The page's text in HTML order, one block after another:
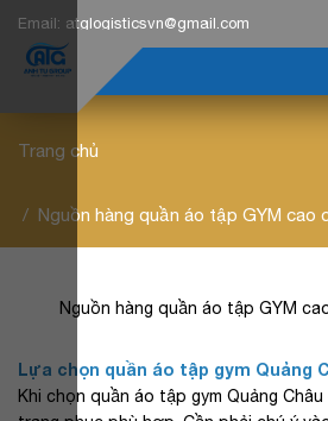
Email: atglogisticsvn@gmail.com
Trang chủ
Nguồn hàng quần áo tập GYM cao
Nguồn hàng quần áo tập GYM
Lựa chọn quần áo tập gym Quảng
Khi chọn quần áo tập gym Quảng